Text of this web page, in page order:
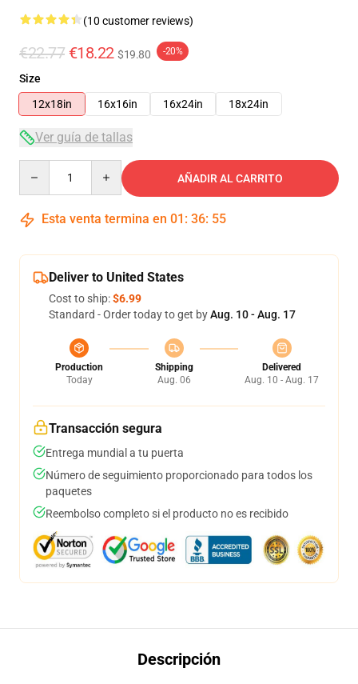
(10 customer reviews)
€22.77 €18.22 $19.80 -20%
Size
12x18in
16x16in 16x24in 18x24in
Ver guía de tallas
AÑADIR AL CARRITO
Esta venta termina en 01 : 36: 54
Deliver to United States
Cost to ship:$6.99
Standard - Order today to get byAug. 10 - Aug. 17
Production
Today
Shipping
Aug. 06
Delivered
Aug. 10 - Aug. 17
Transacción segura
Entrega mundial a tu puerta
Número de seguimiento proporcionado para todos los
paquetes
Reembolso completo si el producto no es recibido
Descripción